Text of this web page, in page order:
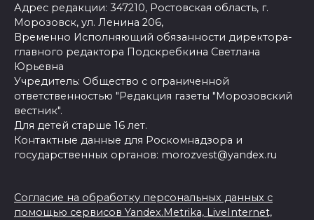
Адрес редакции: 347210, Ростовская область, г.
Морозовск, ул. Ленина 206,
Временно Исполняющий обязанности директора-
главного редактора Подскребкина Светлана
Юрьевна
Учредитель: Общество с ограниченной
ответственностью "Редакция газеты "Морозовский
вестник".
Для детей старше 16 лет.
Контактные данные для Роскомнадзора и
государственных органов: morozvest@yandex.ru
Согласие на обработку персональных данных с
помощью сервисов Yandex.Metrika, LiveInternet,